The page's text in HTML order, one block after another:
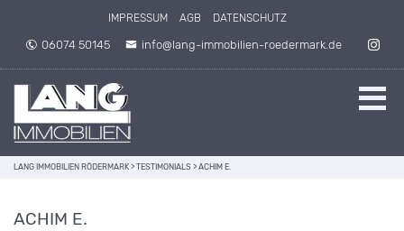
Direkt zum Inhalt springen
IMPRESSUM AGB DATENSCHUTZ
06074 50145 info@lang-immobilien-roedermark.de
LANG IMMOBILIEN RÖDERMARK > TESTIMONIALS > ACHIM E.
ACHIM E.